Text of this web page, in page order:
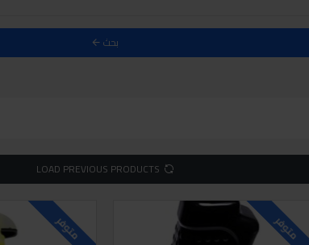
بحث
LOAD PREVIOUS PRODUCTS
متوفر متوفر